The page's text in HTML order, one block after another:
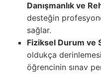
Danışmanlık ve
desteğin
sağlar.
Fiziksel Durum ve
oldukça
öğrencinin sınav